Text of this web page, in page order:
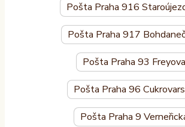
Pošta Praha 916
Pošta Praha 917
Pošta Praha 93 Freyova
Pošta Praha 96
Pošta Praha 9